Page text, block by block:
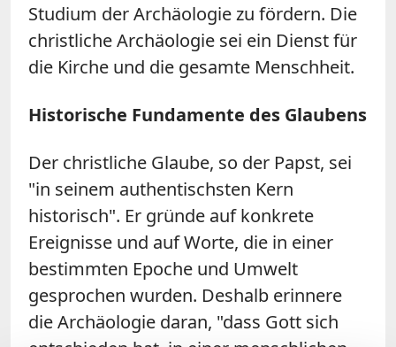
Studium der Archäologie zu fördern. Die
christliche Archäologie sei ein Dienst für
die Kirche und die gesamte Menschheit.
Historische Fundamente des Glaubens
Der christliche Glaube, so der Papst, sei
"in seinem authentischsten Kern
historisch". Er gründe auf konkrete
Ereignisse und auf Worte, die in einer
bestimmten Epoche und Umwelt
gesprochen wurden. Deshalb erinnere
die Archäologie daran, "dass Gott sich